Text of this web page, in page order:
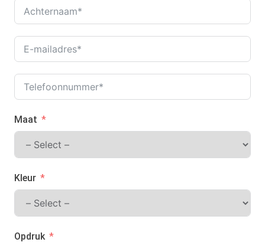
Maat
Kleur
Opdruk